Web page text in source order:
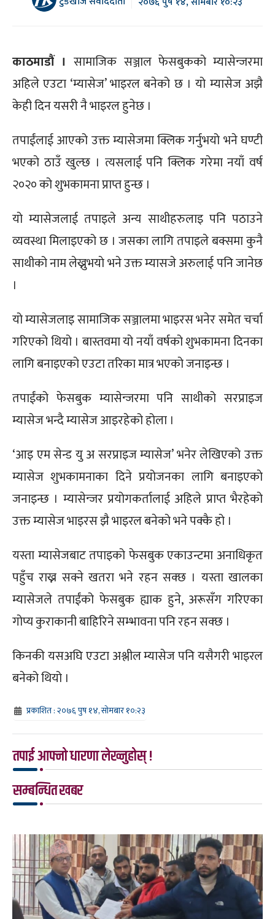
काठमाडौं ।सामाजिक सञ्जाल फेसबुकको म्यासेन्जरमा
अहिले एउटा ‘म्यासेज’ भाइरल बनेको छ । यो म्यासेज अझै
केही दिन यसरी नै भाइरल हुनेछ ।
तपाईंलाई आएको उक्त म्यासेजमा क्लिक गर्नुभयो भने घण्टी
भएकाे ठाउँ खुल्छ । त्यसलाई पनि क्लिक गरेमा नयाँ वर्ष
२०२० को शुभकामना प्राप्त हुन्छ ।
यो म्यासेजलाई तपाइले अन्य साथीहरुलाइ पनि पठाउने
व्यवस्था मिलाइएको छ । जसका लागि तपाइले बक्समा कुनै
साथीको नाम लेख्नुभयाे भने उक्त म्यासजे अरुलाई पनि जानेछ
।
यो म्यासेजलाइ सामाजिक सञ्जालमा भाइरस भनेर समेत चर्चा
गरिएको थियो । बास्तवमा यो नयाँ वर्षको शुभकामना दिनका
लागि बनाइएको एउटा तरिका मात्र भएको जनाइन्छ ।
तपाईंको फेसबुक म्यासेन्जरमा पनि साथीको सरप्राइज
म्यासेज भन्दै म्यासेज आइरहेको होला ।
‘आइ एम सेन्ड यु अ सरप्राइज म्यासेज’ भनेर लेखिएको उक्त
म्यासेज शुभकामनाका दिने प्रयोजनका लागि बनाइएकाे
जनाइन्छ । म्यासेन्जर प्रयोगकर्तालाई अहिले प्राप्त भैरहेको
उक्त म्यासेज भाइरस झै भाइरल बनेको भने पक्कै हो ।
यस्ता म्यासेजबाट तपाइको फेसबुक एकाउन्टमा अनाधिकृत
पहुँच राख्न सक्ने खतरा भने रहन सक्छ । यस्ता खालका
म्यासेजले तपाईंको फेसबुक ह्याक हुने, अरूसँग गरिएका
गोप्य कुराकानी बाहिरिने सम्भावना पनि रहन सक्छ ।
किनकी यसअघि एउटा अश्लील म्यासेज पनि यसैगरी भाइरल
बनेको थियो ।
प्रकाशित : २०७६ पुष १४, सोमबार १०:२३
तपाई आफ्नो धारणा लेख्नुहोस् !
सम्बन्धित खबर